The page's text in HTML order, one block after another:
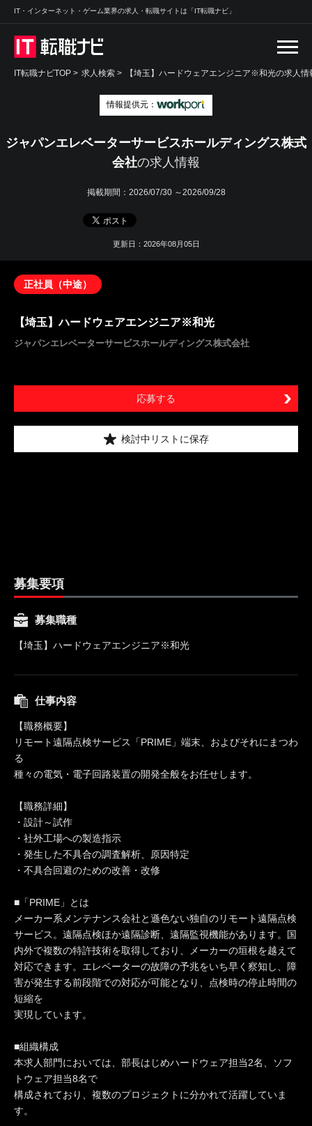
IT・インターネット・ゲーム業界の求人・転職サイトは「IT転職ナビ」
IT転職ナビTOP > 求人検索 > 【埼玉】ハードウェアエンジニア※和光の求人情
情報提供元：
ジャパンエレベーターサービスホールディングス株式
会社の求人情報
掲載期間： 2026/07/30 ～2026/09/28
更新日：2026年08月05日
正社員（中途）
【埼玉】ハードウェアエンジニア※和光
ジャパンエレベーターサービスホールディングス株式会社
応募する
検討中リストに保存
募集要項
募集職種
【埼玉】ハードウェアエンジニア※和光
仕事内容
【職務概要】
リモート遠隔点検サービス「PRIME」端末、およびそれにまつわ
る
種々の電気・電子回路装置の開発全般をお任せします。
【職務詳細】
・設計～試作
・社外工場への製造指示
・発生した不具合の調査解析、原因特定
・不具合回避のための改善・改修
■「PRIME」とは
メーカー系メンテナンス会社と遜色ない独自のリモート遠隔点検
サービス。遠隔点検ほか遠隔診断、遠隔監視機能があります。国
内外で複数の特許技術を取得しており、メーカーの垣根を越えて
対応できます。エレベーターの故障の予兆をいち早く察知し、障
害が発生する前段階での対応が可能となり、点検時の停止時間の
短縮を
実現しています。
■組織構成
本求人部門においては、部長はじめハードウェア担当2名、ソフ
トウェア担当8名で
構成されており、複数のプロジェクトに分かれて活躍していま
す。